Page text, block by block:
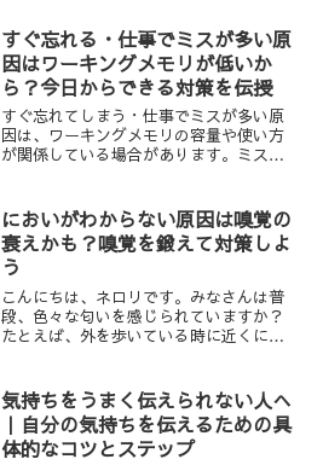
うでしょう？「気分をコントロールする
術」を持つことが、幸せな人...
すぐ忘れる・仕事でミスが多い原
因はワーキングメモリが低いか
ら？今日からできる対策を伝授
すぐ忘れてしまう・仕事でミスが多い原
因は、ワーキングメモリの容量や使い方
が関係している場合があります。ミスが
キングメモリをできるだけ使わない構造
が重要です。
においがわからない原因は嗅覚の
衰えかも？嗅覚を鍛えて対策しよ
う
こんにちは、ネロリです。みなさんは普
段、色々な匂いを感じられていますか？
たとえば、外を歩いている時に近くに咲
の前にして「あっ、にんにく入ってる
な」と匂いで気づいたりした...
気持ちをうまく伝えられない人へ
｜自分の気持ちを伝えるための具
体的なコツとステップ